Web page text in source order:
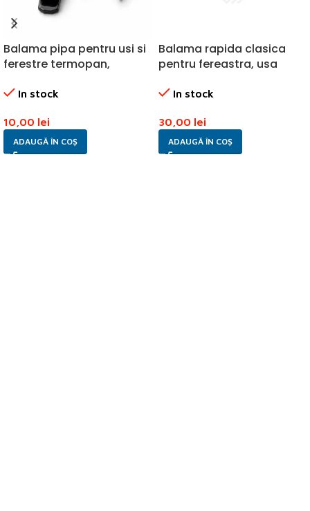
Balama pipa pentru usi si
ferestre termopan,
In stock
10,00 lei
ADAUGĂ ÎN COȘ
Balama rapida clasica
pentru fereastra, usa
In stock
30,00 lei
ADAUGĂ ÎN COȘ